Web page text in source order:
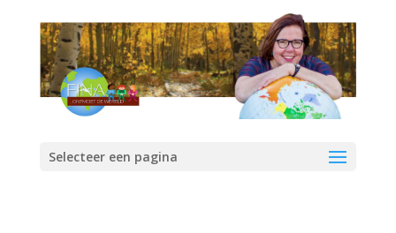
Selecteer een pagina